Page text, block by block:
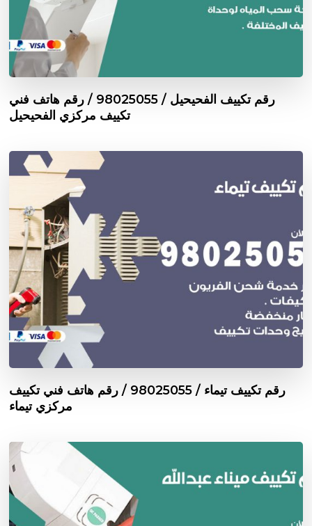
رقم تكييف الفحيحيل / 98025055 / رقم هاتف فني
تكييف مركزي الفحيحيل
رقم تكييف تيماء / 98025055 / رقم هاتف فني تكييف
مركزي تيماء